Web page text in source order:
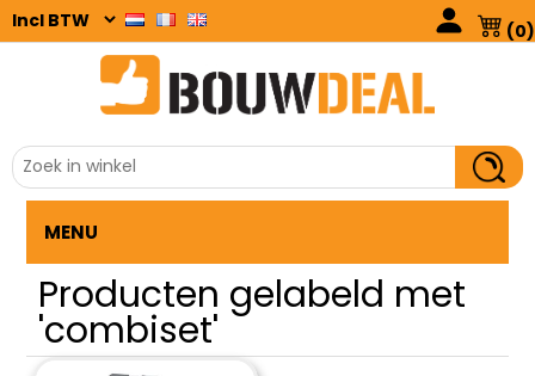
(0)
MENU
Producten gelabeld met
'combiset'